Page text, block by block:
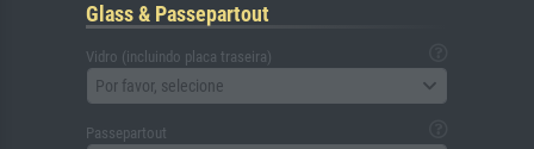
Glass & Passepartout
Vidro (incluindo placa traseira)
Por favor, selecione
Passepartout